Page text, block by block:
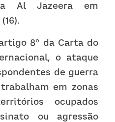
a Al Jazeera em
8º da Carta do
o ataque
de guerra
em zonas
ocupados
ou agressão